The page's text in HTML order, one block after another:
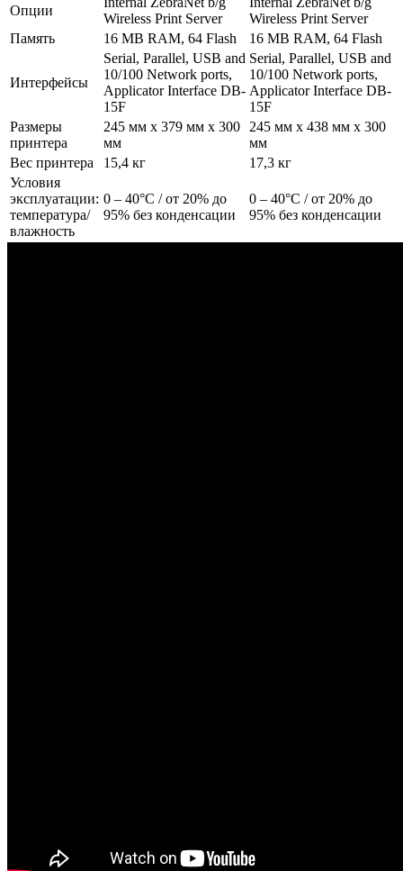
Опции
Wireless Print Server
Wireless Print Server
Память
16 MB RAM, 64 Flash 16 MB RAM, 64 Flash
Интерфейсы
Serial, Parallel, USB and
10/100 Network ports,
Applicator Interface DB-
15F
Serial, Parallel, USB and
10/100 Network ports,
Applicator Interface DB-
15F
Размеры
принтера
245 мм x 379 мм x 300
мм
245 мм x 438 мм x 300
мм
Вес принтера
15,4 кг
17,3 кг
Условия
эксплуатации:
температура/
влажность
0 – 40°C / от 20% до
95% без конденсации
0 – 40°C / от 20% до
95% без конденсации